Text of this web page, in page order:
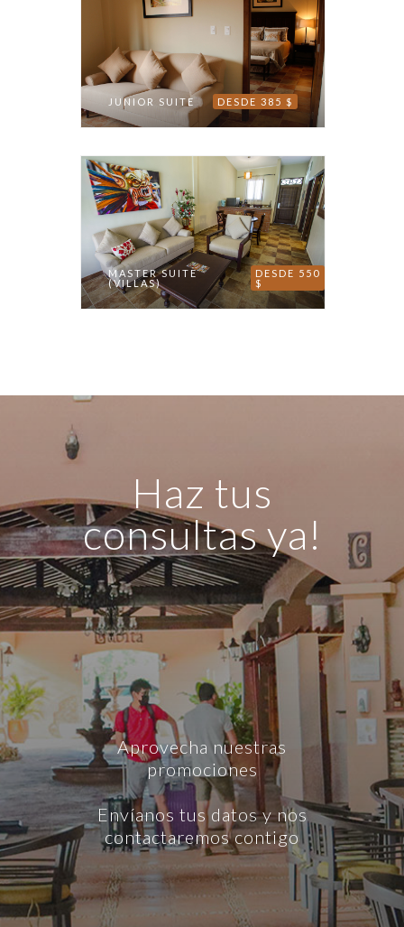
JUNIOR SUITE DESDE 385 $
MASTER SUITE
(VILLAS)
DESDE 550
$
Haz tus
consultas ya!
Aprovecha nuestras
promociones
Envíanos tus datos y nos
contactaremos contigo